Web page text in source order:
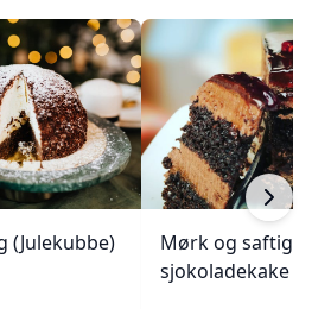
(Julekubbe)
Mørk og saftig
sjokoladekake